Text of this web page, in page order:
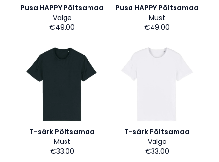
Pusa HAPPY Põltsamaa
Valge
€49.00
Pusa HAPPY Põltsamaa
Must
€49.00
T-särk Põltsamaa
Must
€33.00
T-särk Põltsamaa
Valge
€33.00